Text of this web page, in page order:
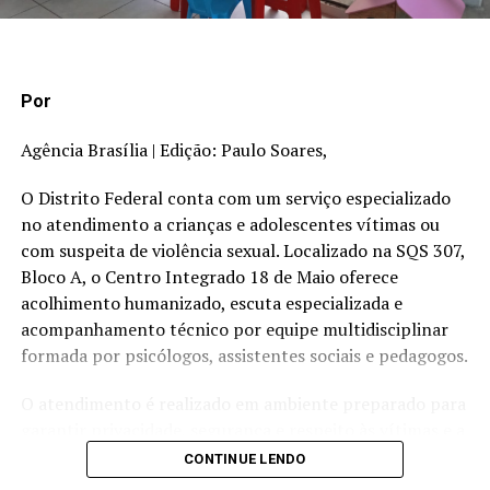
Brasil discute estratégias para melhorar educação para
a adolescência
NÃO PERCA
CLDF aprova crédito de R$ 16 milhões na Lei
Orçamentária para o setor de turismo
Por
Agência Brasília | Edição: Paulo Soares,
O Distrito Federal conta com um serviço especializado
no atendimento a crianças e adolescentes vítimas ou
com suspeita de violência sexual. Localizado na SQS 307,
Bloco A, o Centro Integrado 18 de Maio oferece
acolhimento humanizado, escuta especializada e
acompanhamento técnico por equipe multidisciplinar
formada por psicólogos, assistentes sociais e pedagogos.
seus familiares. Um dos principais diferenciais do serviço
é a escuta especializada, procedimento previsto na Lei
CONTINUE LENDO